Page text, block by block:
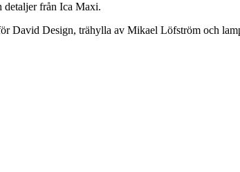
detaljer från Ica Maxi.
David Design, trähylla av Mikael Löfström och